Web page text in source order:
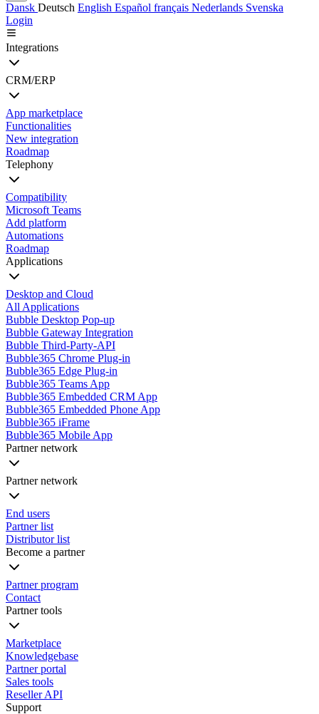
Dansk Deutsch English Español français Nederlands Svenska
Login
Integrations
CRM/ERP
App marketplace
Functionalities
New integration
Roadmap
Telephony
Compatibility
Microsoft Teams
Add platform
Automations
Roadmap
Applications
Desktop and Cloud
All Applications
Bubble Desktop Pop-up
Bubble Gateway Integration
Bubble Third-Party-API
Bubble365 Chrome Plug-in
Bubble365 Edge Plug-in
Bubble365 Teams App
Bubble365 Embedded CRM App
Bubble365 Embedded Phone App
Bubble365 iFrame
Bubble365 Mobile App
Partner network
Partner network
End users
Partner list
Distributor list
Become a partner
Partner program
Contact
Partner tools
Marketplace
Knowledgebase
Partner portal
Sales tools
Reseller API
Support